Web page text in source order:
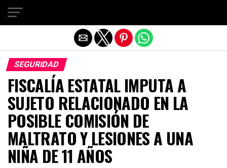
SEGURIDAD
FISCALÍA ESTATAL IMPUTA A
SUJETO RELACIONADO EN LA
POSIBLE COMISIÓN DE
MALTRATO Y LESIONES A UNA
NIÑA DE 11 AÑOS